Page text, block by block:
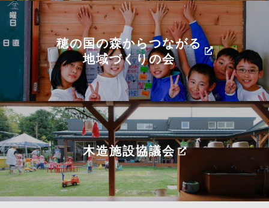
穂の国の森からつながる
地域づくりの会
木造施設協議会